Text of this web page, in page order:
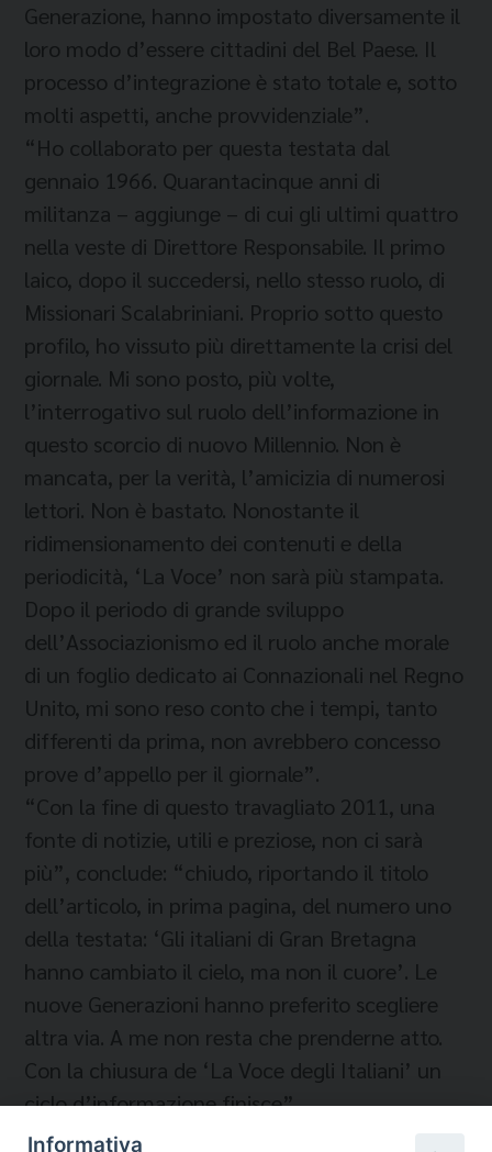
Generazione, hanno impostato diversamente il
loro modo d’essere cittadini del Bel Paese. Il
processo d’integrazione è stato totale e, sotto
molti aspetti, anche provvidenziale”.
“Ho collaborato per questa testata dal
gennaio 1966. Quarantacinque anni di
militanza – aggiunge – di cui gli ultimi quattro
nella veste di Direttore Responsabile. Il primo
laico, dopo il succedersi, nello stesso ruolo, di
Missionari Scalabriniani. Proprio sotto questo
profilo, ho vissuto più direttamente la crisi del
giornale. Mi sono posto, più volte,
l’interrogativo sul ruolo dell’informazione in
questo scorcio di nuovo Millennio. Non è
mancata, per la verità, l’amicizia di numerosi
lettori. Non è bastato. Nonostante il
ridimensionamento dei contenuti e della
periodicità, ‘La Voce’ non sarà più stampata.
Dopo il periodo di grande sviluppo
dell’Associazionismo ed il ruolo anche morale
di un foglio dedicato ai Connazionali nel Regno
Unito, mi sono reso conto che i tempi, tanto
differenti da prima, non avrebbero concesso
prove d’appello per il giornale”.
“Con la fine di questo travagliato 2011, una
fonte di notizie, utili e preziose, non ci sarà
più”, conclude: “chiudo, riportando il titolo
dell’articolo, in prima pagina, del numero uno
della testata: ‘Gli italiani di Gran Bretagna
hanno cambiato il cielo, ma non il cuore’. Le
nuove Generazioni hanno preferito scegliere
altra via. A me non resta che prenderne atto.
Con la chiusura de ‘La Voce degli Italiani’ un
ciclo d’informazione finisce”.
Informativa